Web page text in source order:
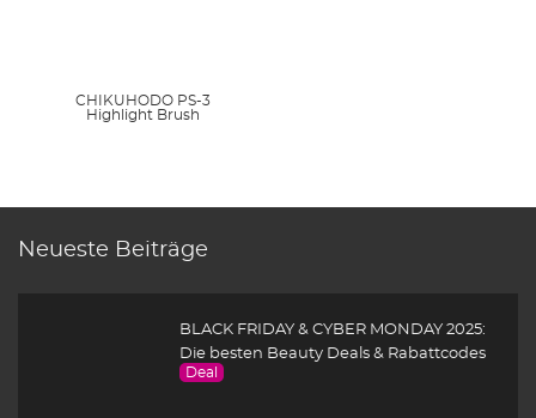
CHIKUHODO PS-3
Highlight Brush
Neueste Beiträge
BLACK FRIDAY & CYBER MONDAY 2025:
Die besten Beauty Deals & Rabattcodes
Deal